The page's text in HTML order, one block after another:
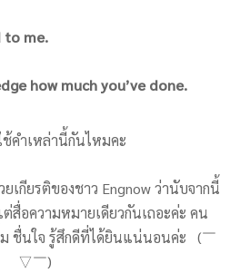
to me.
how much you’ve done.
ช้คำเหล่านี้กันไหมคะ
กียรติของชาว Engnow ว่านับจากนี้
สื่อความหมายเดียวกันเถอะค่ะ คน
ชื่นใจ รู้สึกดีที่ได้ยินแน่นอนค่ะ (￣
▽￣)